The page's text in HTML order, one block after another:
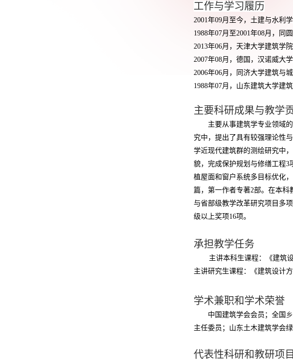
工作与学习履历
2001年09月至今，土建与水利
1988年07月至2001年08月，同
2013年06月，天津大学建筑学
2007年08月，德国，汉诺威大
2006年06月，同济大学建筑与
1988年07月，山东建筑大学建
主要科研成果与教学
主要从事建筑学专业领域
究中，提出了具有较强理论性
学近现代建筑群的测绘研究中
貌，完成保护规划与修缮工程3
植屋面和窗户系统多目标优化
篇，第一作者专著2部。在本科
与省部级教学改革研究项目多
级以上奖项16项。
承担教学任务
主讲本科生课程：《建筑
主讲研究生课程：《建筑设计
学术兼职和学术荣誉
中国建筑学会会员；全国
主任委员；山东土木建筑学会
代表性科研和教研项目